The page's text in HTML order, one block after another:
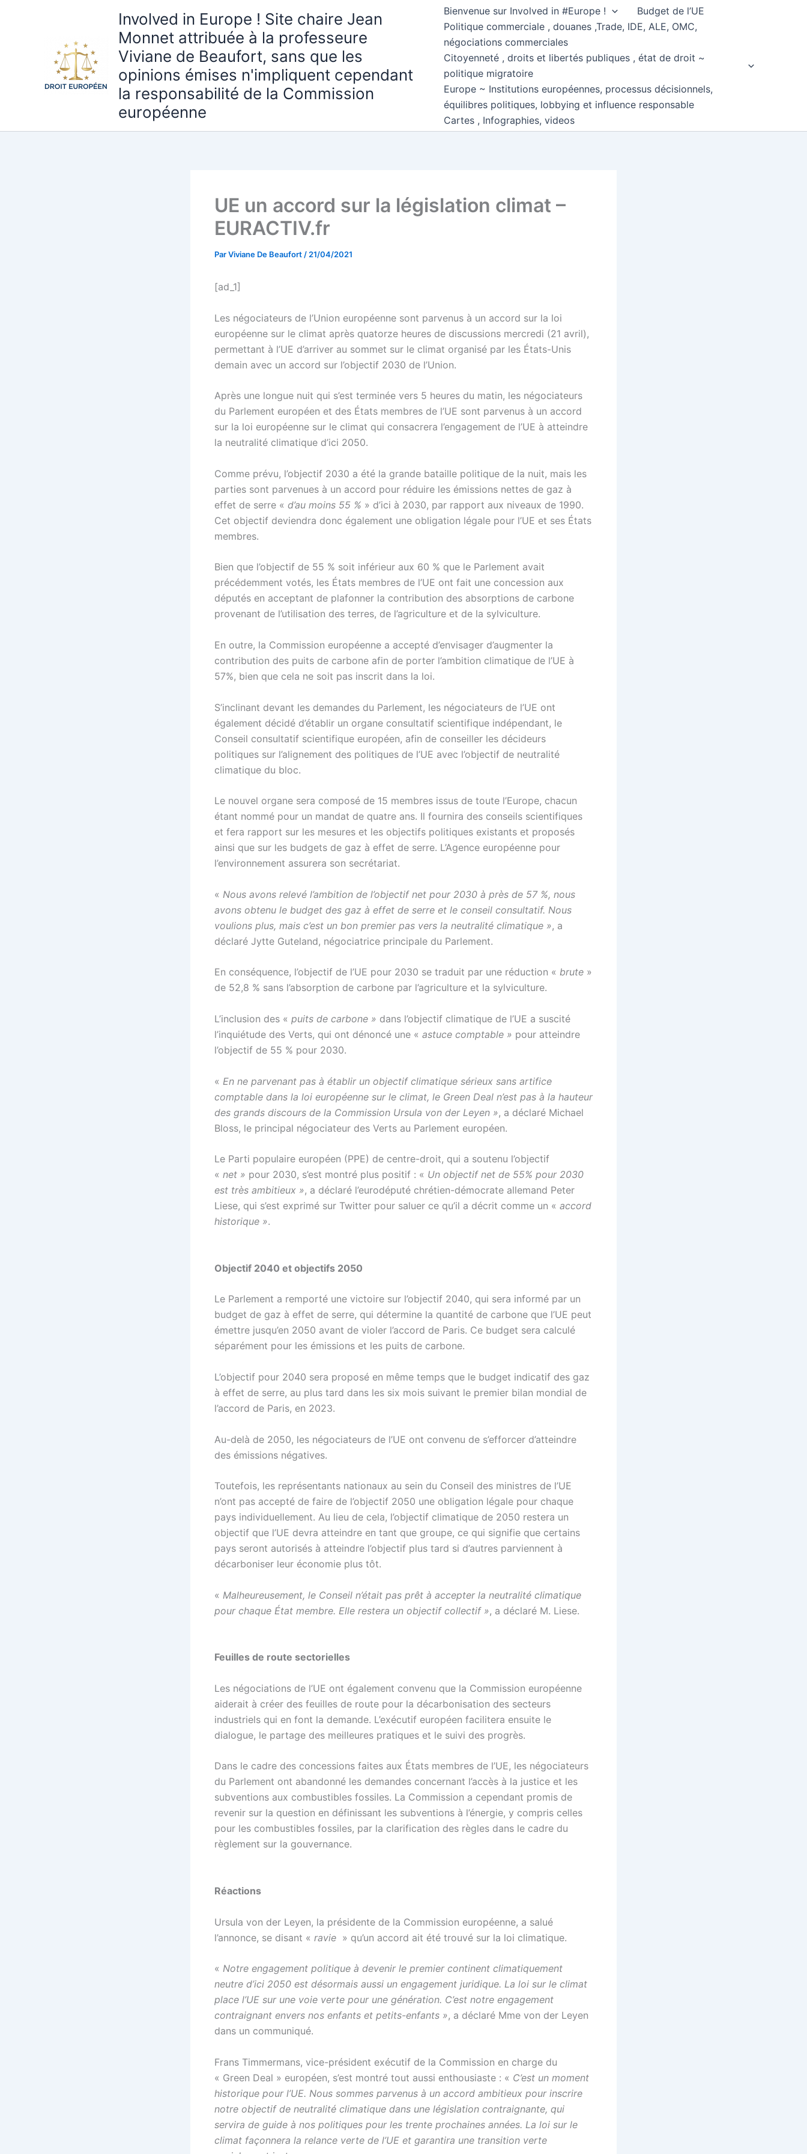
Involved in Europe ! Site chaire Jean
Monnet attribuée à la professeure
Viviane de Beaufort, sans que les
opinions émises n'impliquent cependant
la responsabilité de la Commission
européenne
Bienvenue sur Involved in #Europe !
Budget de l’UE
Politique commerciale , douanes ,Trade, IDE, ALE, OMC,
négociations commerciales
Citoyenneté , droits et libertés publiques , état de droit ~
politique migratoire
Europe ~ Institutions européennes, processus décisionnels,
équilibres politiques, lobbying et influence responsable
Cartes , Infographies, videos
UE un accord sur la législation climat –
EURACTIV.fr
ParViviane De Beaufort / 21/04/2021
[ad_1]
Les négociateurs de l’Union européenne sont parvenus à un accord sur la loi
européenne sur le climat après quatorze heures de discussions mercredi (21 avril),
permettant à l’UE d’arriver au sommet sur le climat organisé par les États-Unis
demain avec un accord sur l’objectif 2030 de l’Union.
Après une longue nuit qui s’est terminée vers 5 heures du matin, les négociateurs
du Parlement européen et des États membres de l’UE sont parvenus à un accord
sur la loi européenne sur le climat qui consacrera l’engagement de l’UE à atteindre
la neutralité climatique d’ici 2050.
Comme prévu, l’objectif 2030 a été la grande bataille politique de la nuit, mais les
parties sont parvenues à un accord pour réduire les émissions nettes de gaz à
effet de serre « d’au moins 55 % » d’ici à 2030, par rapport aux niveaux de 1990.
Cet objectif deviendra donc également une obligation légale pour l’UE et ses États
membres.
Bien que l’objectif de 55 % soit inférieur aux 60 % que le Parlement avait
précédemment votés, les États membres de l’UE ont fait une concession aux
députés en acceptant de plafonner la contribution des absorptions de carbone
provenant de l’utilisation des terres, de l’agriculture et de la sylviculture.
En outre, la Commission européenne a accepté d’envisager d’augmenter la
contribution des puits de carbone afin de porter l’ambition climatique de l’UE à
57%, bien que cela ne soit pas inscrit dans la loi.
S’inclinant devant les demandes du Parlement, les négociateurs de l’UE ont
également décidé d’établir un organe consultatif scientifique indépendant, le
Conseil consultatif scientifique européen, afin de conseiller les décideurs
politiques sur l’alignement des politiques de l’UE avec l’objectif de neutralité
climatique du bloc.
Le nouvel organe sera composé de 15 membres issus de toute l’Europe, chacun
étant nommé pour un mandat de quatre ans. Il fournira des conseils scientifiques
et fera rapport sur les mesures et les objectifs politiques existants et proposés
ainsi que sur les budgets de gaz à effet de serre. L’Agence européenne pour
l’environnement assurera son secrétariat.
« Nous avons relevé l’ambition de l’objectif net pour 2030 à près de 57 %, nous
avons obtenu le budget des gaz à effet de serre et le conseil consultatif. Nous
voulions plus, mais c’est un bon premier pas vers la neutralité climatique », a
déclaré Jytte Guteland, négociatrice principale du Parlement.
En conséquence, l’objectif de l’UE pour 2030 se traduit par une réduction « brute »
de 52,8 % sans l’absorption de carbone par l’agriculture et la sylviculture.
L’inclusion des « puits de carbone » dans l’objectif climatique de l’UE a suscité
l’inquiétude des Verts, qui ont dénoncé une « astuce comptable » pour atteindre
l’objectif de 55 % pour 2030.
« En ne parvenant pas à établir un objectif climatique sérieux sans artifice
comptable dans la loi européenne sur le climat, le Green Deal n’est pas à la hauteur
des grands discours de la Commission Ursula von der Leyen », a déclaré Michael
Bloss, le principal négociateur des Verts au Parlement européen.
Le Parti populaire européen (PPE) de centre-droit, qui a soutenu l’objectif
« net » pour 2030, s’est montré plus positif : « Un objectif net de 55% pour 2030
est très ambitieux », a déclaré l’eurodéputé chrétien-démocrate allemand Peter
Liese, qui s’est exprimé sur Twitter pour saluer ce qu’il a décrit comme un « accord
historique ».
Objectif 2040 et objectifs 2050
Le Parlement a remporté une victoire sur l’objectif 2040, qui sera informé par un
budget de gaz à effet de serre, qui détermine la quantité de carbone que l’UE peut
émettre jusqu’en 2050 avant de violer l’accord de Paris. Ce budget sera calculé
séparément pour les émissions et les puits de carbone.
L’objectif pour 2040 sera proposé en même temps que le budget indicatif des gaz
à effet de serre, au plus tard dans les six mois suivant le premier bilan mondial de
l’accord de Paris, en 2023.
Au-delà de 2050, les négociateurs de l’UE ont convenu de s’efforcer d’atteindre
des émissions négatives.
Toutefois, les représentants nationaux au sein du Conseil des ministres de l’UE
n’ont pas accepté de faire de l’objectif 2050 une obligation légale pour chaque
pays individuellement. Au lieu de cela, l’objectif climatique de 2050 restera un
objectif que l’UE devra atteindre en tant que groupe, ce qui signifie que certains
pays seront autorisés à atteindre l’objectif plus tard si d’autres parviennent à
décarboniser leur économie plus tôt.
« Malheureusement, le Conseil n’était pas prêt à accepter la neutralité climatique
pour chaque État membre. Elle restera un objectif collectif », a déclaré M. Liese.
Feuilles de route sectorielles
Les négociations de l’UE ont également convenu que la Commission européenne
aiderait à créer des feuilles de route pour la décarbonisation des secteurs
industriels qui en font la demande. L’exécutif européen facilitera ensuite le
dialogue, le partage des meilleures pratiques et le suivi des progrès.
Dans le cadre des concessions faites aux États membres de l’UE, les négociateurs
du Parlement ont abandonné les demandes concernant l’accès à la justice et les
subventions aux combustibles fossiles. La Commission a cependant promis de
revenir sur la question en définissant les subventions à l’énergie, y compris celles
pour les combustibles fossiles, par la clarification des règles dans le cadre du
règlement sur la gouvernance.
Réactions
Ursula von der Leyen, la présidente de la Commission européenne, a salué
l’annonce, se disant « ravie » qu’un accord ait été trouvé sur la loi climatique.
« Notre engagement politique à devenir le premier continent climatiquement
neutre d’ici 2050 est désormais aussi un engagement juridique. La loi sur le climat
place l’UE sur une voie verte pour une génération. C’est notre engagement
contraignant envers nos enfants et petits-enfants », a déclaré Mme von der Leyen
dans un communiqué.
Frans Timmermans, vice-président exécutif de la Commission en charge du
« Green Deal » européen, s’est montré tout aussi enthousiaste : « C’est un moment
historique pour l’UE. Nous sommes parvenus à un accord ambitieux pour inscrire
notre objectif de neutralité climatique dans une législation contraignante, qui
servira de guide à nos politiques pour les trente prochaines années. La loi sur le
climat façonnera la relance verte de l’UE et garantira une transition verte